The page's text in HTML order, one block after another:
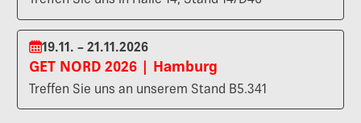
19.11. – 21.11.2026
GET NORD 2026 | Hamburg
Treffen Sie uns an unserem Stand B5.341